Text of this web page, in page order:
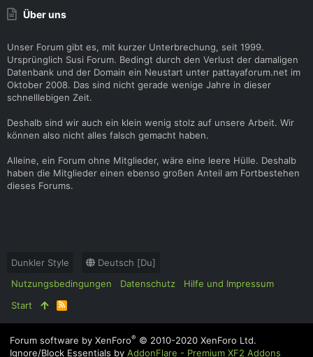
Über uns
Unser Forum gibt es, mit kurzer Unterbrechung, seit 1999.
Ursprünglich Susi Forum. Bedingt durch den Verlust der damaligen
Datenbank und der Domain ein Neustart unter pattayaforum.net im
Oktober 2008. Das sind nicht gerade wenige Jahre in dieser
schnelllebigen Zeit.
Deshalb sind wir auch ein klein wenig stolz auf unsere Arbeit. Wir
können also nicht alles falsch gemacht haben.
Alleine, ein Forum ohne Mitglieder, wäre eine leere Hülle. Deshalb
haben die Mitglieder einen ebenso großen Anteil am Fortbestehen
dieses Forums.
Dunkler Style
Deutsch [Du]
Nutzungsbedingungen
Datenschutz
Hilfe und Impressum
Start
R
S
Forum software by XenForo® © 2010-2020 XenForo Ltd.
Ignore/Block Essentials by AddonFlare - Premium XF2 Addons